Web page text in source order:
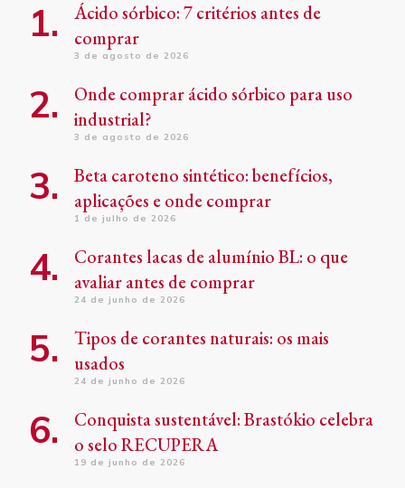
Ácido sórbico: 7 critérios antes de
comprar
3 de agosto de 2026
Onde comprar ácido sórbico para uso
industrial?
3 de agosto de 2026
Beta caroteno sintético: benefícios,
aplicações e onde comprar
1 de julho de 2026
Corantes lacas de alumínio BL: o que
avaliar antes de comprar
24 de junho de 2026
Tipos de corantes naturais: os mais
usados
24 de junho de 2026
Conquista sustentável: Brastókio celebra
o selo RECUPERA
19 de junho de 2026